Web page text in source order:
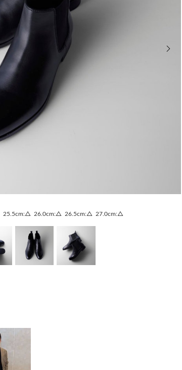
25.5cm:△ 26.0cm:△ 26.5cm:△ 27.0cm:△